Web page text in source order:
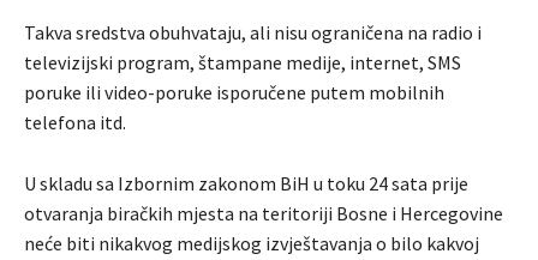
Takva sredstva obuhvataju, ali nisu ograničena na radio i
televizijski program, štampane medije, internet, SMS
poruke ili video-poruke isporučene putem mobilnih
telefona itd.
U skladu sa Izbornim zakonom BiH u toku 24 sata prije
otvaranja biračkih mjesta na teritoriji Bosne i Hercegovine
neće biti nikakvog medijskog izvještavanja o bilo kakvoj